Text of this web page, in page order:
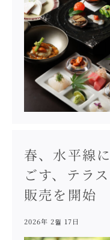
春、水平線
ごす、テラ
販売を開始
2026年 2월 17日